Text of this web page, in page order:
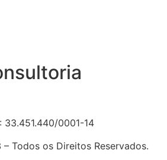
33.451.440/0001-14
Todos os Direitos Reservados.